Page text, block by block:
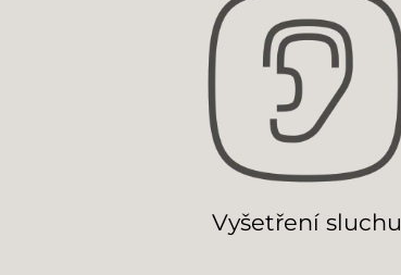
Vyšetření sluchu